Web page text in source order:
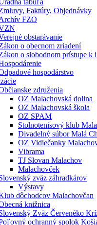
tabuľa
Faktúry, Objednávky
FZO
obstarávanie
o obecnom zriadení
o slobodnom prístupe k
hospodárstvo
združenia
OZ Malachovská dolina
OZ Malachovská škola
OZ SPAM
Stolnotenisový klub
Divadelný súbor Malá
OZ Vidiečanky
Vibrama
TJ Slovan Malachov
Malachovček
zväz záhradkárov
Výstavy
dôchodcov Malachovčan
knižnica
Zväz Červenéko
ochranný spolok